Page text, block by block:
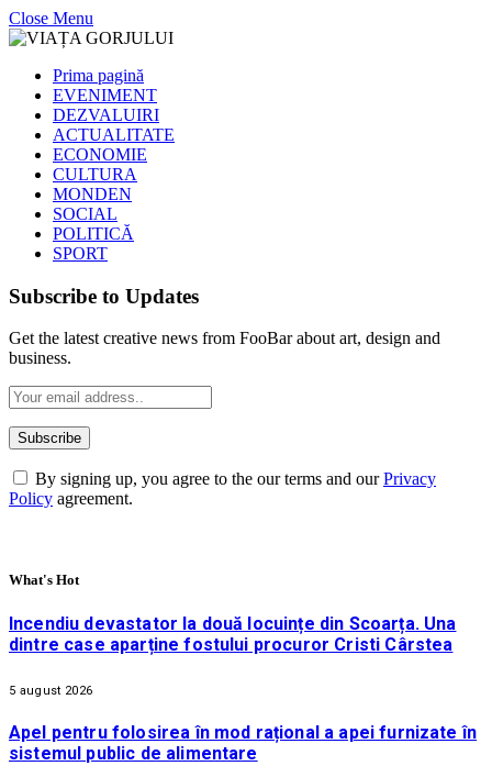
Close Menu
Prima pagină
EVENIMENT
DEZVALUIRI
ACTUALITATE
ECONOMIE
CULTURA
MONDEN
SOCIAL
POLITICĂ
SPORT
Subscribe to Updates
Get the latest creative news from FooBar about art, design and
business.
By signing up, you agree to the our terms and ourPrivacy
Policy agreement.
What's Hot
Incendiu devastator la două locuințe din Scoarța. Una
dintre case aparține fostului procuror Cristi Cârstea
5 august 2026
Apel pentru folosirea în mod rațional a apei furnizate în
sistemul public de alimentare